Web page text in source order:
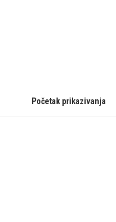
Početak prikazivanja